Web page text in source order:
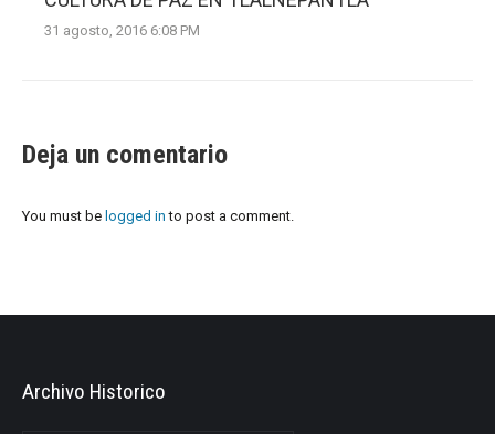
31 agosto, 2016 6:08 PM
Deja un comentario
You must be logged in to post a comment.
Archivo Historico